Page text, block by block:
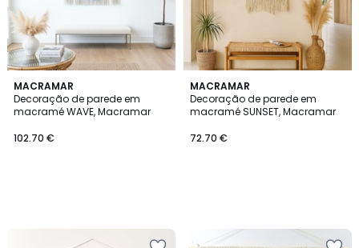
MACRAMAR
Decoração de parede em
macramé WAVE, Macramar
102.70 €
MACRAMAR
Decoração de parede em
macramé SUNSET, Macramar
72.70 €